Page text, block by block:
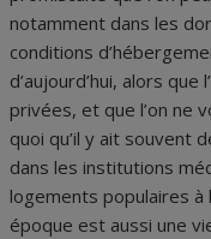
notamment dans les
conditions
d’aujourd’hui, alors
privées, et que l’on ne
quoi qu’il y ait souvent
dans les institutions
logements populaires à
époque est aussi une